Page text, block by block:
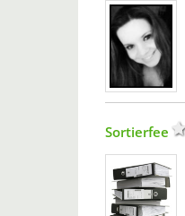
Sortierfee